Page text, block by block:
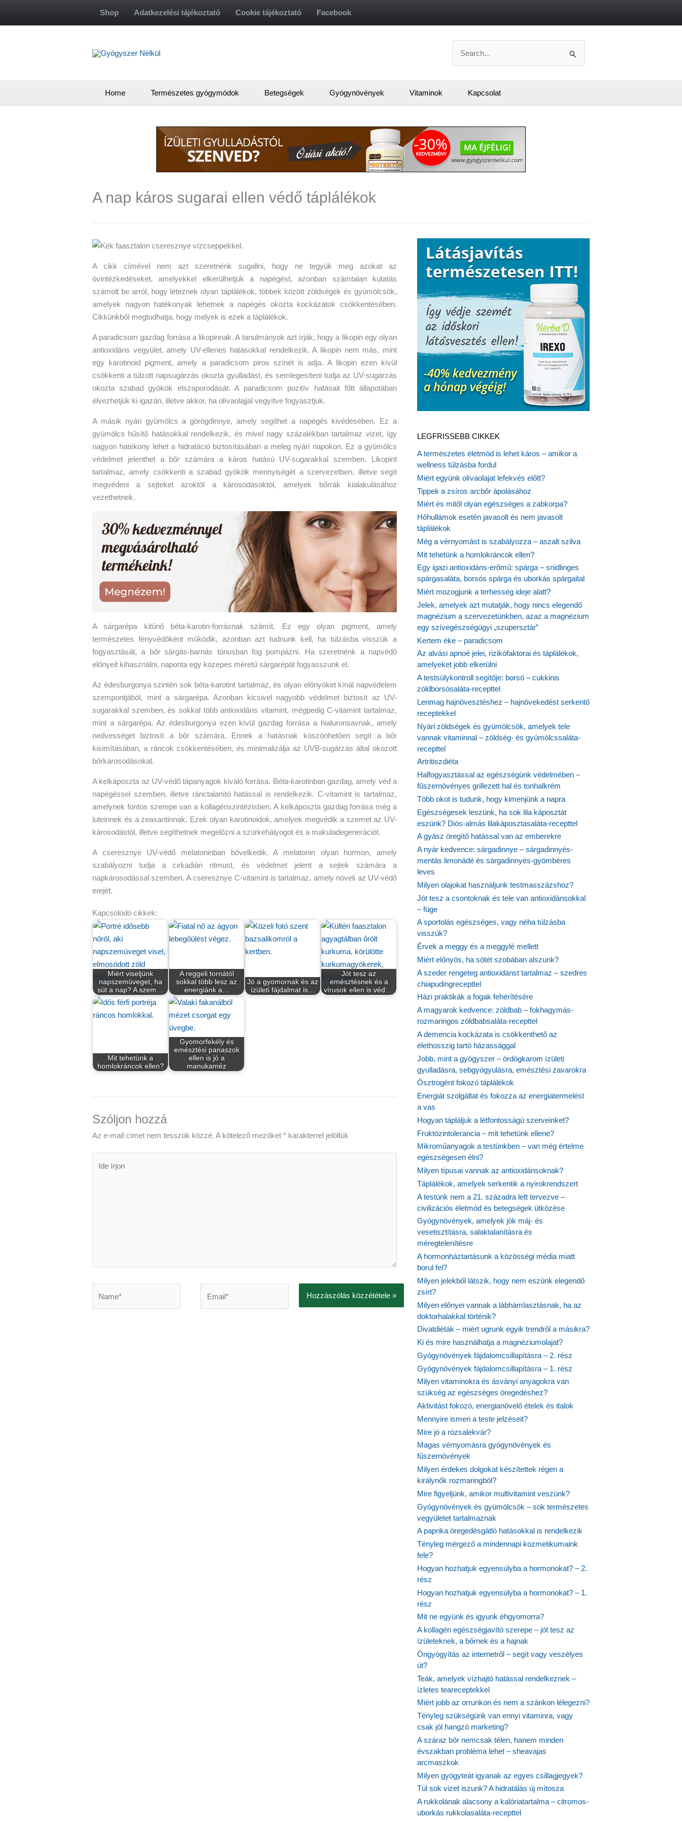
Shop Adatkezelési tájékoztató Cookie tájékoztató Facebook
for:
Home Természetes gyógymódok Betegségek Gyógynövények Vitaminok Kapcsolat
A nap káros sugarai ellen védő táplálékok
A cikk címével nem azt szeretnénk sugallni, hogy ne tegyük meg azokat az
óvintézkedéseket, amelyekkel elkerülhetjük a napégést, azonban számtalan kutatás
számolt be arról, hogy léteznek olyan táplálékok, többek között zöldségek és gyümölcsök,
amelyek nagyon hatékonyak lehetnek a napégés okozta kockázatok csökkentésében.
Cikkünkből megtudhatja, hogy melyek is ezek a táplálékok.
A paradicsom gazdag forrása a likopinnak. A tanulmányok azt írják, hogy a likopin egy olyan
antioxidáns vegyület, amely UV-ellenes hatásokkal rendelkezik. A likopin nem más, mint
egy karotinoid pigment, amely a paradicsom piros színét is adja. A likopin ezen kívül
csökkenti a túlzott napsugárzás okozta gyulladást, és semlegesíteni tudja az UV-sugárzás
okozta szabad gyökök elszaporodását. A paradicsom pozitív hatásait főtt állapotában
élvezhetjük ki igazán, illetve akkor, ha olívaolajjal vegyítve fogyasztjuk.
A másik nyári gyümölcs a görögdinnye, amely segíthet a napégés kivédésében. Ez a
gyümölcs hűsítő hatásokkal rendelkezik, és mivel nagy százalékban tartalmaz vizet, így
nagyon hatékony lehet a hidratáció biztosításában a meleg nyári napokon. Ez a gyümölcs
védelmet jelenthet a bőr számára a káros hatású UV-sugarakkal szemben. Likopint
tartalmaz, amely csökkenti a szabad gyökök mennyiségét a szervezetben, illetve segít
megvédeni a sejteket azoktól a károsodásoktól, amelyek bőrrák kialakulásához
vezethetnek.
A sárgarépa kitűnő béta-karotin-forrásnak számít. Ez egy olyan pigment, amely
természetes fényvédőként működik, azonban azt tudnunk kell, ha túlzásba visszük a
fogyasztását, a bőr sárgás-barnás tónusban fog pompázni. Ha szeretnénk a napvédő
előnyeit kihasználni, naponta egy közepes méretű sárgarépát fogyasszunk el.
Az édesburgonya szintén sok béta-karotint tartalmaz, és olyan előnyöket kínál napvédelem
szempontjából, mint a sárgarépa. Azonban kicsivel nagyobb védelmet biztosít az UV-
sugarakkal szemben, és sokkal több antioxidáns vitamint, mégpedig C-vitamint tartalmaz,
mint a sárgarépa. Az édesburgonya ezen kívül gazdag forrása a hialuronsavnak, amely
nedvességet biztosít a bőr számára. Ennek a hatásnak köszönhetően segít a bőr
kisimításában, a ráncok csökkentésében, és minimalizálja az UVB-sugárzás által okozott
bőrkárosodásokat.
A kelkáposzta az UV-védő tápanyagok kiváló forrása. Béta-karotinban gazdag, amely véd a
napégéssel szemben, illetve ránctalanító hatással is rendelkezik. C-vitamint is tartalmaz,
amelynek fontos szerepe van a kollagénszintézisben. A kelkáposzta gazdag forrása még a
luteinnek és a zeaxantinnak. Ezek olyan karotinoidok, amelyek megvédik a szemet az UV-
károsodástól, illetve segíthetnek megelőzni a szürkehályogot és a makuladegenerációt.
A cseresznye UV-védő melatoninban bővelkedik. A melatonin olyan hormon, amely
szabályozni tudja a cirkadián ritmust, és védelmet jelent a sejtek számára a
napkárosodással szemben. A cseresznye C-vitamint is tartalmaz, amely növeli az UV-védő
erejét.
Kapcsolódó cikkek:
Miért viseljünk
napszemüveget, ha
süt a nap? A szem…
A reggeli tornától
sokkal több lesz az
energiánk a…
Jó a gyomornak és az
ízületi fájdalmat is…
Jót tesz az
emésztésnek és a
vírusok ellen is véd:…
Mit tehetünk a
homlokráncok ellen?
Gyomorfekély és
emésztési panaszok
ellen is jó a
manukaméz
Szóljon hozzá
Az e-mail címet nem tesszük közzé. A kötelező mezőket * karakterrel jelöltük
írjon
LEGFRISSEBB CIKKEK
A természetes életmód is lehet káros – amikor a
wellness túlzásba fordul
Miért együnk olívaolajat lefekvés előtt?
Tippek a zsíros arcbőr ápolásához
Miért és mitől olyan egészséges a zabkorpa?
Hőhullámok esetén javasolt és nem javasolt
táplálékok
Még a vérnyomást is szabályozza – aszalt szilva
Mit tehetünk a homlokráncok ellen?
Egy igazi antioxidáns-erőmű: spárga – snidlinges
spárgasaláta, borsós spárga és uborkás spárgaital
Miért mozogjunk a terhesség ideje alatt?
Jelek, amelyek azt mutatják, hogy nincs elegendő
magnézium a szervezetünkben, azaz a magnézium
egy szívegészségügyi „szupersztár”
Kertem éke – paradicsom
Az alvási apnoé jelei, rizikófaktorai és táplálékok,
amelyeket jobb elkerülni
A testsúlykontroll segítője: borsó – cukkinis
zöldborsósaláta-recepttel
Lenmag hajnövesztéshez – hajnövekedést serkentő
receptekkel
Nyári zöldségek és gyümölcsök, amelyek tele
vannak vitaminnal – zöldség- és gyümölcssaláta-
recepttel
Artritiszdiéta
Halfogyasztással az egészségünk védelmében –
fűszernövényes grillezett hal és tonhalkrém
Több okot is tudunk, hogy kimenjünk a napra
Egészségesek leszünk, ha sok lila káposztát
eszünk? Diós-almás lilakáposztasaláta-recepttel
A gyász öregítő hatással van az emberekre
A nyár kedvence: sárgadinnye – sárgadinnyés-
mentás limonádé és sárgadinnyés-gyömbéres
leves
Milyen olajokat használjunk testmasszázshoz?
Jót tesz a csontoknak és tele van antioxidánsokkal
– füge
A sportolás egészséges, vagy néha túlzásba
visszük?
Érvek a meggy és a meggylé mellett
Miért előnyös, ha sötét szobában alszunk?
A szeder rengeteg antioxidánst tartalmaz – szedres
chiapudingrecepttel
Házi praktikák a fogak fehérítésére
A magyarok kedvence: zöldbab – fokhagymás-
rozmaringos zöldbabsaláta-recepttel
A demencia kockázata is csökkenthető az
élethosszig tartó házassággal
Jobb, mint a gyógyszer – ördögkarom ízületi
gyulladásra, sebgyógyulásra, emésztési zavarokra
Ösztrogént fokozó táplálékok
Energiát szolgáltat és fokozza az energiatermelést
a vas
Hogyan tápláljuk a létfontosságú szerveinket?
Fruktózintolerancia – mit tehetünk ellene?
Mikroműanyagok a testünkben – van még értelme
egészségesen élni?
Milyen típusai vannak az antioxidánsoknak?
Táplálékok, amelyek serkentik a nyirokrendszert
A testünk nem a 21. századra lett tervezve –
civilizációs életmód és betegségek ütközése
Gyógynövények, amelyek jók máj- és
vesetisztításra, salaktalanításra és
méregtelenítésre
A hormonháztartásunk a közösségi média miatt
borul fel?
Milyen jelekből látszik, hogy nem eszünk elegendő
zsírt?
Milyen előnyei vannak a lábhámlasztásnak, ha az
doktorhalakkal történik?
Divatdiéták – miért ugrunk egyik trendről a másikra?
Ki és mire használhatja a magnéziumolajat?
Gyógynövények fájdalomcsillapításra – 2. rész
Gyógynövények fájdalomcsillapításra – 1. rész
Milyen vitaminokra és ásványi anyagokra van
szükség az egészséges öregedéshez?
Aktivitást fokozó, energianövelő ételek és italok
Mennyire ismeri a teste jelzéseit?
Mire jó a rózsalekvár?
Magas vérnyomásra gyógynövények és
fűszernövények
Milyen érdekes dolgokat készítettek régen a
királynők rozmaringból?
Mire figyeljünk, amikor multivitamint veszünk?
Gyógynövények és gyümölcsök – sok természetes
vegyületet tartalmaznak
A paprika öregedésgátló hatásokkal is rendelkezik
Tényleg mérgező a mindennapi kozmetikumaink
fele?
Hogyan hozhatjuk egyensúlyba a hormonokat? – 2.
rész
Hogyan hozhatjuk egyensúlyba a hormonokat? – 1.
rész
Mit ne együnk és igyunk éhgyomorra?
A kollagén egészségjavító szerepe – jót tesz az
ízületeknek, a bőrnek és a hajnak
Öngyógyítás az internetről – segít vagy veszélyes
út?
Teák, amelyek vízhajtó hatással rendelkeznek –
ízletes teareceptekkel
Miért jobb az orrunkon és nem a szánkon lélegezni?
Tényleg szükségünk van ennyi vitaminra, vagy
csak jól hangzó marketing?
A száraz bőr nemcsak télen, hanem minden
évszakban probléma lehet – sheavajas
arcmaszkok
Milyen gyógyteát igyanak az egyes csillagjegyek?
Túl sok vizet iszunk? A hidratálás új mítosza
A rukkolának alacsony a kalóriatartalma – citromos-
uborkás rukkolasaláta-recepttel